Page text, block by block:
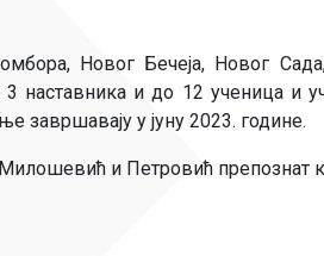
Новог Бечеја, Новог
наставника и до 12 ученица и
завршавају у јуну 2023. године.
и Петровић препознат